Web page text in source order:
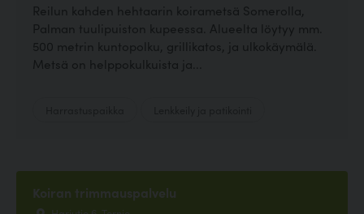
Reilun kahden hehtaarin koirametsä Somerolla,
Palman tuulipuiston kupeessa. Alueelta löytyy mm.
500 metrin kuntopolku, grillikatos, ja ulkokäymälä.
Metsä on helppokulkuista ja...
Koiran trimmauspalvelu